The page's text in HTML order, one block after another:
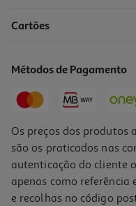
Cartões
Métodos de Pagamento
Os preços dos produtos
são os praticados nas
autenticação do cliente
apenas como referência
e recolhas no código